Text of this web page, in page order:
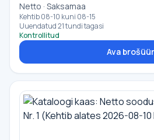
Netto · Saksamaa
Kehtib 08-10 kuni 08-15
Uuendatud 21 tundi tagasi
Kontrollitud
Ava brošüür